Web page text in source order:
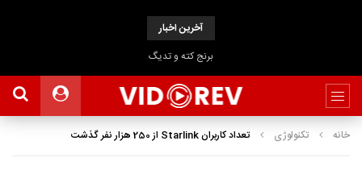
آخرین اخبار
برنج کته و تدیگ
خانه تکنولوژی تعداد کاربران Starlink از 250 هزار نفر گذشت